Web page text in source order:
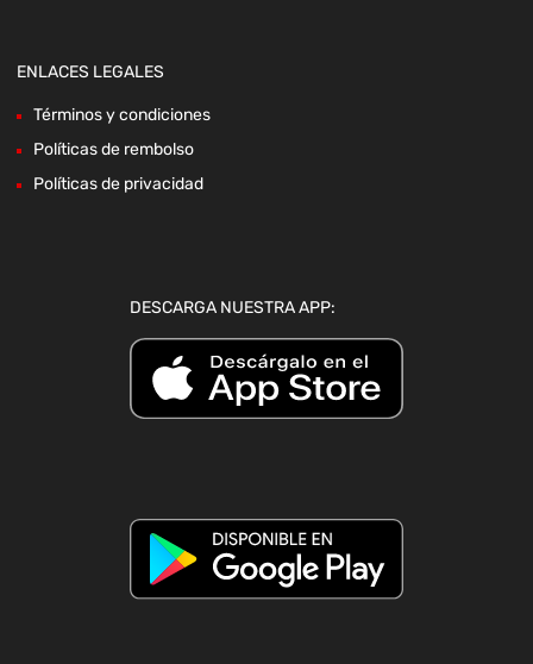
ENLACES LEGALES
Términos y condiciones
Políticas de rembolso
Políticas de privacidad
DESCARGA NUESTRA APP: